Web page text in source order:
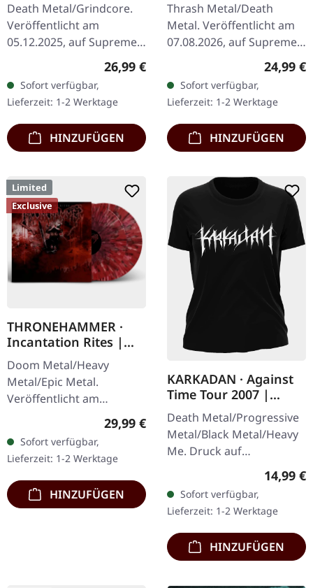
Death Metal/Grindcore.
Veröffentlicht am
05.12.2025, auf Supreme
Clear/Braun "Zombified
Cream" marmoriertes
Vinyl. Limitiert auf 200…
Regulärer Preis:
26,99 €
Sofort verfügbar,
Lieferzeit: 1-2 Werktage
HINZUFÜGEN
Commando / Die By
The Claw |
ORANGE/BLACK/RED
Thrash Metal/Death
Metal. Veröffentlicht am
07.08.2026, auf Supreme
Chaos Records. Oranges
Vinyl mit schwarzen und
roten Splattern im
schweren…
24,99 €
Sofort verfügbar,
Lieferzeit: 1-2 Werktage
HINZUFÜGEN
Limited
Exclusive
THRONEHAMMER ·
Incantation Rites |
SPLATTER 2LP
Doom Metal/Heavy
Metal/Epic Metal.
Veröffentlicht am
21.10.2022, auf Supreme
Chaos Records. SCR-
exklusives Transparent
Rot/Schwarz/Weiß…
Regulärer Preis:
29,99 €
Sofort verfügbar,
Lieferzeit: 1-2 Werktage
HINZUFÜGEN
KARKADAN · Against
Time Tour 2007 |
GIRLIE
Death Metal/Progressive
Metal/Black Metal/Heavy
Me. Druck auf
Rückseite. Front Logo,
Rückseite: Tourdaten.
100% Baumwolle
14,99 €
Sofort verfügbar,
Lieferzeit: 1-2 Werktage
HINZUFÜGEN